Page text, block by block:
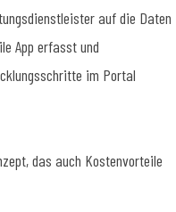
auf die Daten
App erfasst und
im Portal
das auch Kostenvorteile